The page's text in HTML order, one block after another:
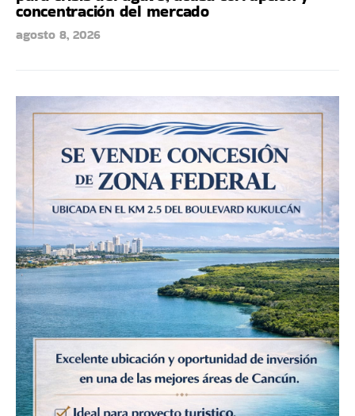
concentración del mercado
agosto 8, 2026